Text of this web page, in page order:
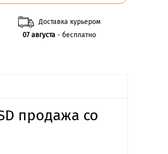
Доставка курьером
07 августа - бесплатно
продажа со